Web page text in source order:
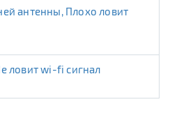
антенны, Плохо ловит
ловит wi-fi сигнал